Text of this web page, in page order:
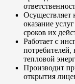
Осуществляет
оказание
сроков их
Работает с
тепловой
Производит
открытия